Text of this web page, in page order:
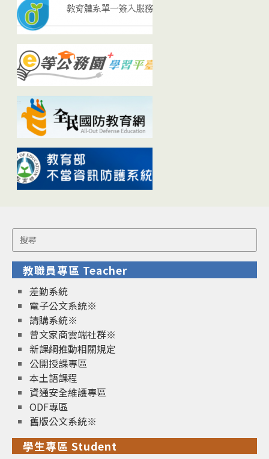
Search
for:
教職員專區 Teacher
差勤系統
電子公文系統※
請購系統※
曾文家商雲端社群※
新課綱推動相關規定
公開授課專區
本土語課程
資通安全維護專區
ODF專區
舊版公文系統※
學生專區 Student